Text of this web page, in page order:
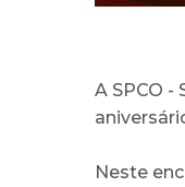
A SPCO
Neste